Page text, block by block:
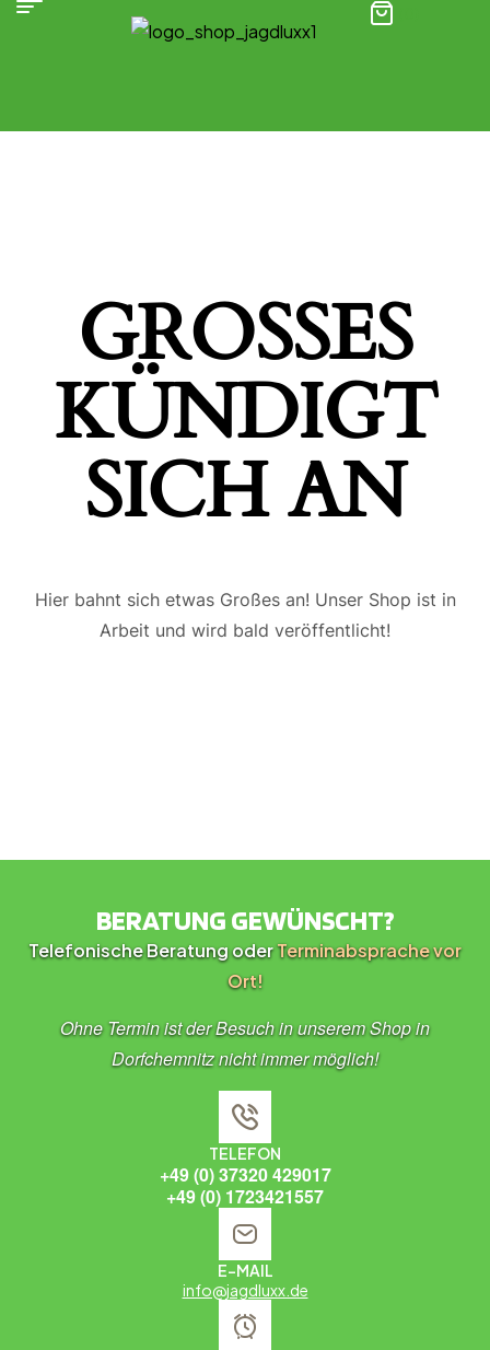
GROSSES K
ÜNDIGT S
ICH AN
Hier bahnt sich etwas Großes an! Unser Shop ist in
Arbeit und wird bald veröffentlicht!
BERATUNG GEWÜNSCHT?
Telefonische Beratung oderTerminabsprache vor
Ort!
Ohne Termin ist der Besuch in unserem Shop in
Dorfchemnitz nicht immer möglich!
TELEFON
+49 (0) 37320 429017
+49 (0) 1723421557
E-MAIL
info@jagdluxx.de